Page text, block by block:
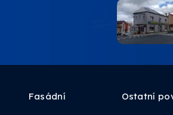
Fasádní Ostatní